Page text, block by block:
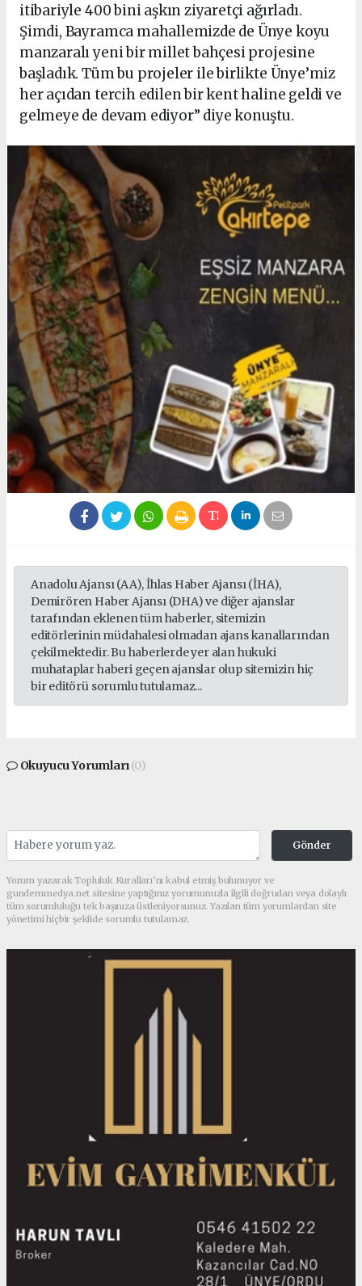
itibariyle 400 bini aşkın ziyaretçi ağırladı.
Şimdi, Bayramca mahallemizde de Ünye koyu
manzaralı yeni bir millet bahçesi projesine
başladık. Tüm bu projeler ile birlikte Ünye’miz
her açıdan tercih edilen bir kent haline geldi ve
gelmeye de devam ediyor” diye konuştu.
Anadolu Ajansı (AA), İhlas Haber Ajansı (İHA),
Demirören Haber Ajansı (DHA) ve diğer ajanslar
tarafından eklenen tüm haberler, sitemizin
editörlerinin müdahalesi olmadan ajans kanallarından
çekilmektedir. Bu haberlerde yer alan hukuki
muhataplar haberi geçen ajanslar olup sitemizin hiç
bir editörü sorumlu tutulamaz...
Okuyucu Yorumları(0)
Gönder
Yorum yazarak Topluluk Kuralları’nı kabul etmiş bulunuyor ve
gundemmedya.net sitesine yaptığınız yorumunuzla ilgili doğrudan veya dolaylı
tüm sorumluluğu tek başınıza üstleniyorsunuz. Yazılan tüm yorumlardan site
yönetimi hiçbir şekilde sorumlu tutulamaz.